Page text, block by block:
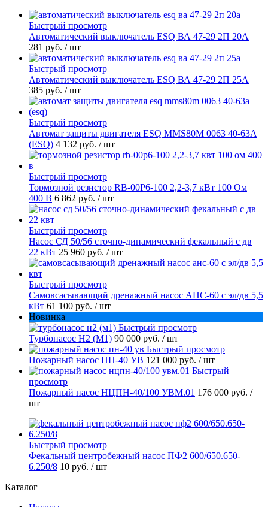
Быстрый просмотр
Автоматический выключатель ESQ ВА 47-29 2П 20А
281 руб. / шт
Быстрый просмотр
Автоматический выключатель ESQ ВА 47-29 2П 25А
385 руб. / шт
Быстрый просмотр
Автомат защиты двигателя ESQ MMS80M 0063 40-63А
(ESQ) 4 132 руб. / шт
Быстрый просмотр
Тормозной резистор RB-00P6-100 2,2-3,7 кВт 100 Ом
400 В 6 862 руб. / шт
Быстрый просмотр
Насос СД 50/56 сточно-динамический фекальный с дв
22 кВт 25 960 руб. / шт
Быстрый просмотр
Самовсасывающий дренажный насос АНС-60 с эл/дв 5,5
кВт 61 100 руб. / шт
Новинка
Быстрый просмотр
Турбонасос Н2 (М1) 90 000 руб. / шт
Быстрый просмотр
Пожарный насос ПН-40 УВ 121 000 руб. / шт
Быстрый
просмотр
Пожарный насос НЦПН-40/100 УВМ.01 176 000 руб. /
шт
Быстрый просмотр
Фекальный центробежный насос ПФ2 600/650.650-
6.250/8 10 руб. / шт
Каталог